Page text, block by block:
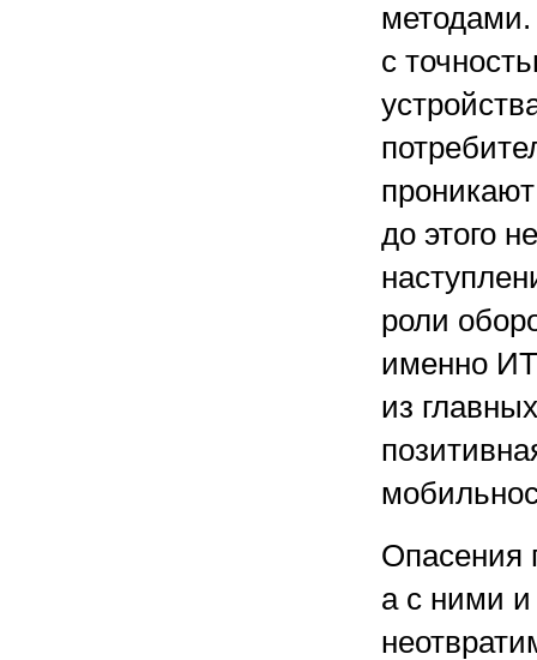
методами.
с
до этого
роли
именно
из
Опасения
а с ними